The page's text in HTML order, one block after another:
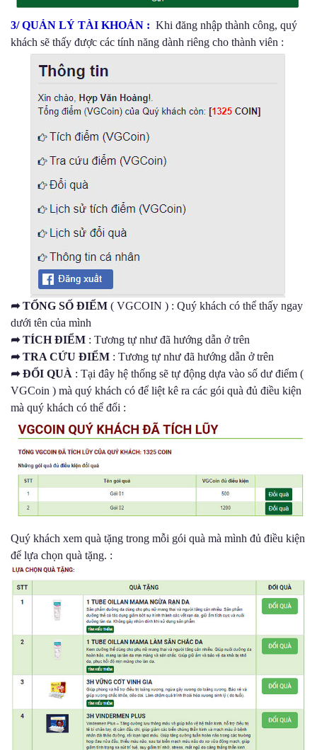
3/ QUẢN LÝ TÀI KHOẢN : Khi đăng nhập thành công, quý
khách sẽ thấy được các tính năng dành riêng cho thành viên :
➦TỔNG SỐ ĐIỂM ( VGCOIN ) : Quý khách có thể thấy ngay
dưới tên của mình
➦TÍCH ĐIỂM : Tương tự như đã hướng dẫn ở trên
➦TRA CỨU ĐIỂM : Tương tự như đã hướng dẫn ở trên
➦ĐỔI QUÀ : Tại đây hệ thống sẽ tự động dựa vào số dư điểm (
VGCoin ) mà quý khách có để liệt kê ra các gói quà đủ điều kiện
mà quý khách có thể đổi :
Quý khách xem quà tặng trong mỗi gói quà mà mình đủ điều kiện
để lựa chọn quà tặng. :